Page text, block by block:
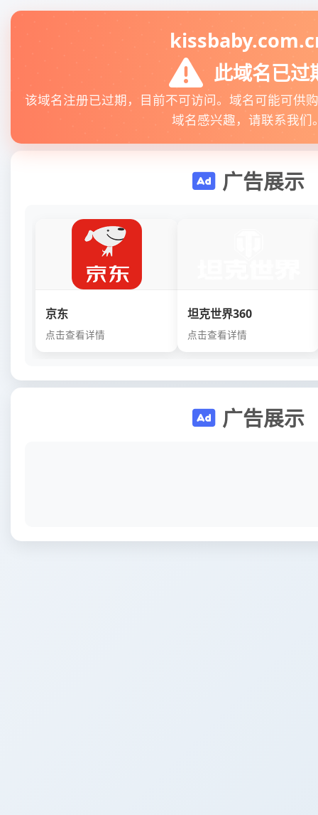
此域名已过
该域名注册已过期，目前不可访问。域名可能可供
域名感兴趣，请联系我们
广告展示
京东
点击查看详情
坦克世界360
点击查看详情
广告展示